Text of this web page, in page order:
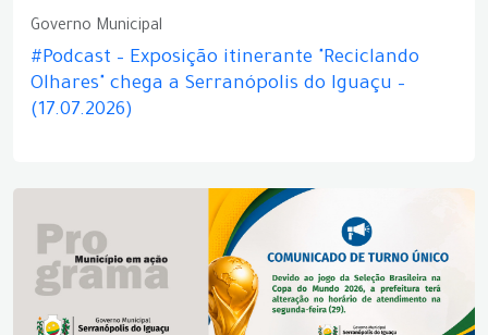
Governo Municipal
#Podcast – Exposição itinerante "Reciclando
Olhares" chega a Serranópolis do Iguaçu –
(17.07.2026)